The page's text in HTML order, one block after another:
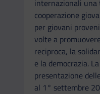
internazionali
cooperazione
per giovani
volte a
reciproca, la
e la democrazia.
presentazione
al 1° settembre